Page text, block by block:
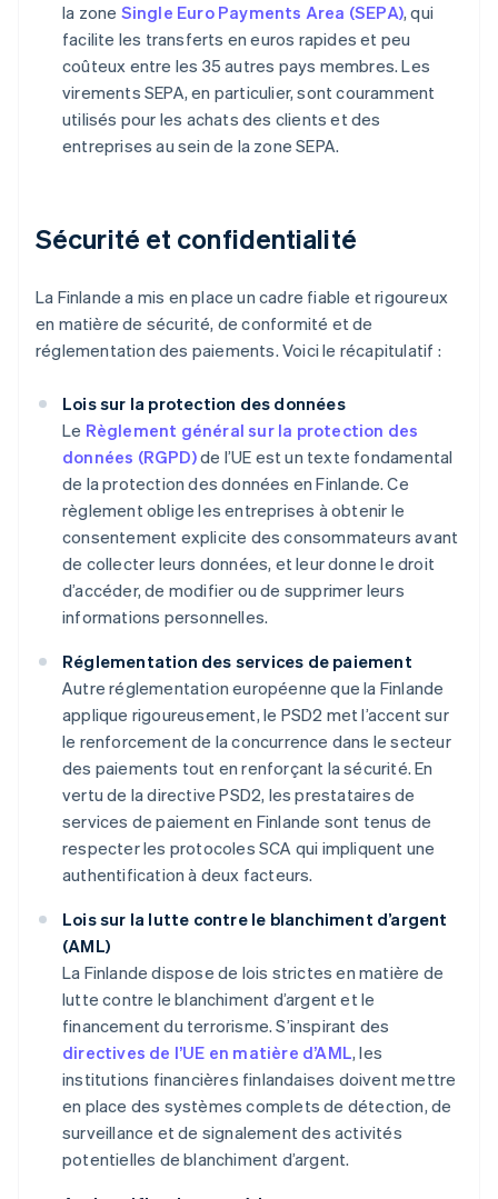
la zone Single Euro Payments Area (SEPA), qui
facilite les transferts en euros rapides et peu
coûteux entre les 35 autres pays membres. Les
virements SEPA, en particulier, sont couramment
utilisés pour les achats des clients et des
entreprises au sein de la zone SEPA.
Sécurité et confidentialité
La Finlande a mis en place un cadre fiable et rigoureux
en matière de sécurité, de conformité et de
réglementation des paiements. Voici le récapitulatif :
Lois sur la protection des données
Le Règlement général sur la protection des
données (RGPD)de l’UE est un texte fondamental
de la protection des données en Finlande. Ce
règlement oblige les entreprises à obtenir le
consentement explicite des consommateurs avant
de collecter leurs données, et leur donne le droit
d’accéder, de modifier ou de supprimer leurs
informations personnelles.
Réglementation des services de paiement
Autre réglementation européenne que la Finlande
applique rigoureusement, le PSD2 met l’accent sur
le renforcement de la concurrence dans le secteur
des paiements tout en renforçant la sécurité. En
vertu de la directive PSD2, les prestataires de
services de paiement en Finlande sont tenus de
respecter les protocoles SCA qui impliquent une
authentification à deux facteurs.
Lois sur la lutte contre le blanchiment d’argent
(AML)
La Finlande dispose de lois strictes en matière de
lutte contre le blanchiment d’argent et le
financement du terrorisme. S’inspirant des
directives de l’UE en matière d’AML, les
institutions financières finlandaises doivent mettre
en place des systèmes complets de détection, de
surveillance et de signalement des activités
potentielles de blanchiment d’argent.